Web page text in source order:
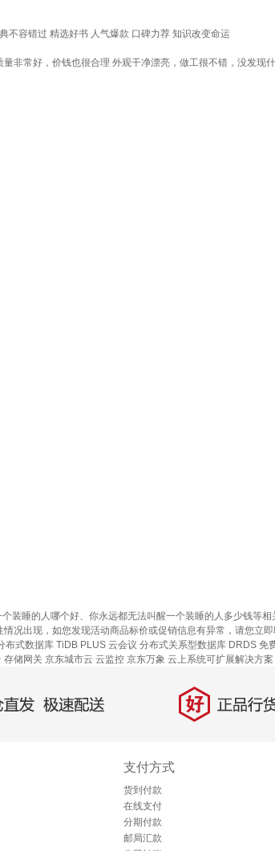
不容错过 精选好书 人气爆款 口碑力荐 知识改变命运
非常好，价钱也很合理 外观干净漂亮，做工很不错，没发现
装睡的人哪个好、你永远都无法叫醒一个装睡的人多少钱等
出现，如您发现活动商品标价或促销信息有异常，请您立即
布式数据库 TiDB PLUS 云会议 分布式关系型数据库 DRDS 免
存储网关 京东城市云 云监控 京东万象 云上系统可扩展解决方案
，极速配送 好 正品行货
支付方式
货到付款
在线支付
分期付款
邮局汇款